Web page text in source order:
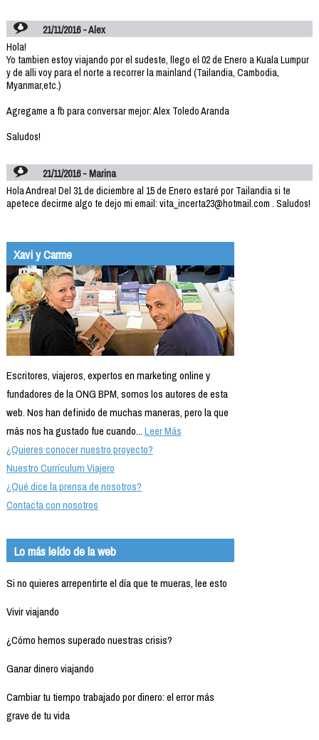
21/11/2016 - Alex
Hola!
Yo tambien estoy viajando por el sudeste, llego el 02 de Enero a Kuala Lumpur
y de alli voy para el norte a recorrer la mainland (Tailandia, Cambodia,
Myanmar,etc.)
Agregame a fb para conversar mejor: Alex Toledo Aranda
Saludos!
21/11/2016 - Marina
Hola Andrea! Del 31 de diciembre al 15 de Enero estaré por Tailandia si te
apetece decirme algo te dejo mi email: vita_incerta23@hotmail.com . Saludos!
Xavi y Carme
Escritores, viajeros, expertos en marketing online y
fundadores de la ONG BPM, somos los autores de esta
web. Nos han definido de muchas maneras, pero la que
más nos ha gustado fue cuando...Leer Más
¿Quieres conocer nuestro proyecto?
Nuestro Currículum Viajero
¿Qué dice la prensa de nosotros?
Contacta con nosotros
Lo más leído de la web
Si no quieres arrepentirte el día que te mueras, lee esto
Vivir viajando
¿Cómo hemos superado nuestras crisis?
Ganar dinero viajando
Cambiar tu tiempo trabajado por dinero: el error más
grave de tu vida